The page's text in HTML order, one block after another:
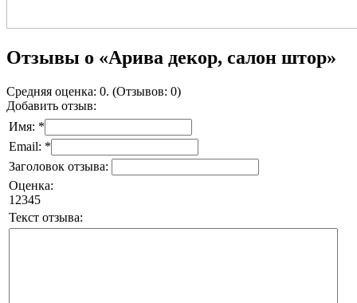
Отзывы о «Арива декор, салон штор»
Средняя оценка: 0. (Отзывов: 0)
Добавить отзыв:
Имя: *
Email: *
Заголовок отзыва:
Оценка:
1 2345
Текст отзыва: